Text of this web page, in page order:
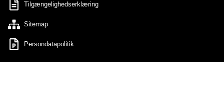
Tilgængelighedserklæring
Sitemap
Persondatapolitik